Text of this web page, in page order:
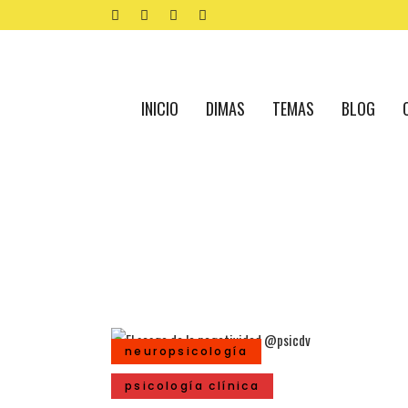
INICIO DIMAS TEMAS BLOG
neuropsicología
psicología clínica